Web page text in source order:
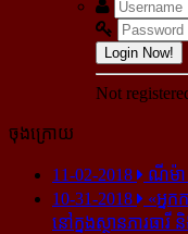
Login Now!
Not
ចុងក្រោយ
11-02-2018
ណីម៉ា
10-31-2018
«អ្នក​
នៅ​ក្នុង​ស្ថាន​ភារធា